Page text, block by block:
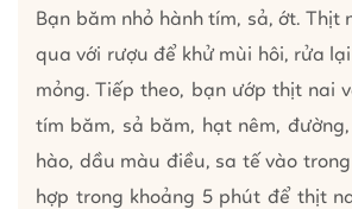
Bạn băm nhỏ hành tím, sả, ớt. Thịt
qua với rượu để khử mùi hôi, rửa
mỏng. Tiếp theo, bạn ướp thịt nai
tím băm, sả băm, hạt nêm,
hào, dầu màu điều, sa tế vào
hợp trong khoảng 5 phút để thịt